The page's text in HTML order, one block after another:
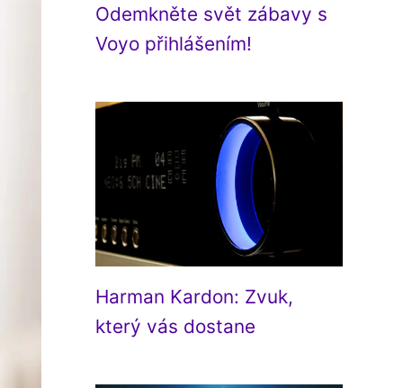
Odemkněte svět zábavy s
Voyo přihlášením!
Harman Kardon: Zvuk,
který vás dostane